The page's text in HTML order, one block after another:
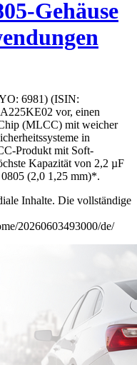
Gehäuse
6981) (ISIN:
vor, einen
(MLCC) mit weicher
in
Produkt mit Soft-
Kapazität von 2,2 µF
(2,0 1,25 mm)*.
Inhalte. Die vollständige
20260603493000/de/